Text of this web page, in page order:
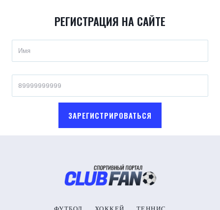
РЕГИСТРАЦИЯ НА САЙТЕ
ЗАРЕГИСТРИРОВАТЬСЯ